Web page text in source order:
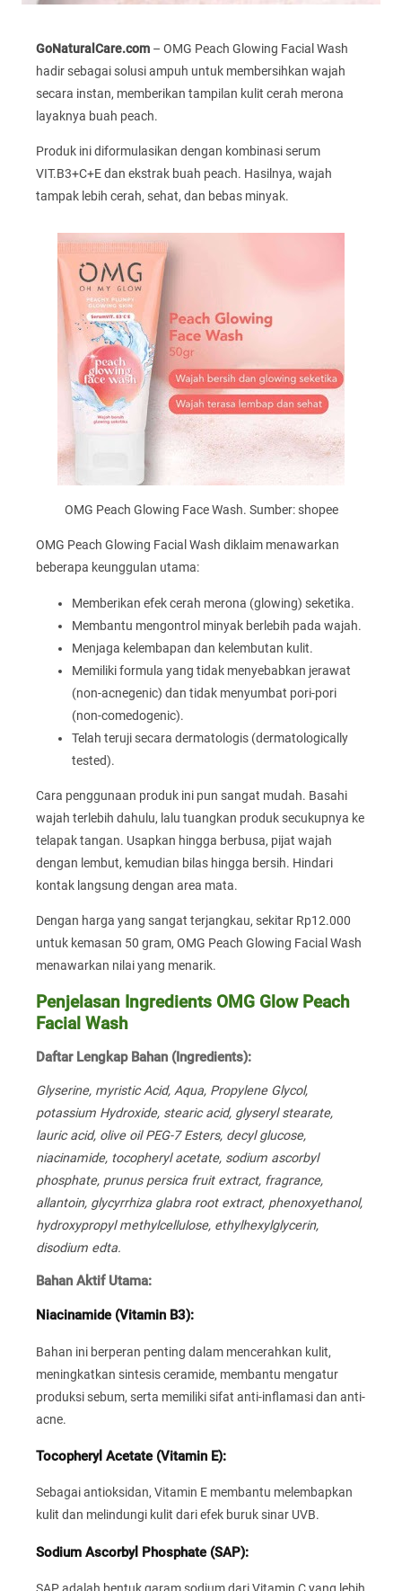
GoNaturalCare.com – OMG Peach Glowing Facial Wash
hadir sebagai solusi ampuh untuk membersihkan wajah
secara instan, memberikan tampilan kulit cerah merona
layaknya buah peach.
Produk ini diformulasikan dengan kombinasi serum
VIT.B3+C+E dan ekstrak buah peach. Hasilnya, wajah
tampak lebih cerah, sehat, dan bebas minyak.
OMG Peach Glowing Face Wash. Sumber: shopee
OMG Peach Glowing Facial Wash diklaim menawarkan
beberapa keunggulan utama:
Memberikan efek cerah merona (glowing) seketika.
Membantu mengontrol minyak berlebih pada wajah.
Menjaga kelembapan dan kelembutan kulit.
Memiliki formula yang tidak menyebabkan jerawat
(non-acnegenic) dan tidak menyumbat pori-pori
(non-comedogenic).
Telah teruji secara dermatologis (dermatologically
tested).
Cara penggunaan produk ini pun sangat mudah. Basahi
wajah terlebih dahulu, lalu tuangkan produk secukupnya ke
telapak tangan. Usapkan hingga berbusa, pijat wajah
dengan lembut, kemudian bilas hingga bersih. Hindari
kontak langsung dengan area mata.
Dengan harga yang sangat terjangkau, sekitar Rp12.000
untuk kemasan 50 gram, OMG Peach Glowing Facial Wash
menawarkan nilai yang menarik.
Penjelasan Ingredients OMG Glow Peach
Facial Wash
Daftar Lengkap Bahan (Ingredients):
Glyserine, myristic Acid, Aqua, Propylene Glycol,
potassium Hydroxide, stearic acid, glyseryl stearate,
lauric acid, olive oil PEG-7 Esters, decyl glucose,
niacinamide, tocopheryl acetate, sodium ascorbyl
phosphate, prunus persica fruit extract, fragrance,
allantoin, glycyrrhiza glabra root extract, phenoxyethanol,
hydroxypropyl methylcellulose, ethylhexylglycerin,
disodium edta.
Bahan Aktif Utama:
Niacinamide (Vitamin B3):
Bahan ini berperan penting dalam mencerahkan kulit,
meningkatkan sintesis ceramide, membantu mengatur
produksi sebum, serta memiliki sifat anti-inflamasi dan anti-
acne.
Tocopheryl Acetate (Vitamin E):
Sebagai antioksidan, Vitamin E membantu melembapkan
kulit dan melindungi kulit dari efek buruk sinar UVB.
Sodium Ascorbyl Phosphate (SAP):